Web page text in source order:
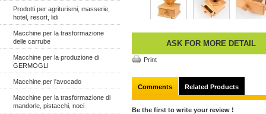
Prodotti per agriturismi, masserie,
hotel, resort, lidi
Macchine per la trasformazione
delle carrube
Macchine per la produzione di
GERMOGLI
Macchine per l'avocado
Macchine per la trasformazione di
mandorle, pistacchi, noci
ASK FOR MORE DETAIL
Print
Comments Related Products
Be the first to write your review !